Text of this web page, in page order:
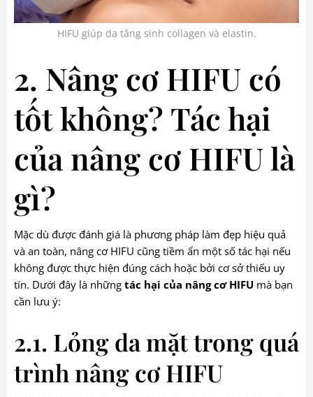
HIFU giúp da tăng sinh collagen và elastin.
2. Nâng cơ HIFU có
tốt không? Tác hại
của nâng cơ HIFU là
gì?
Mặc dù được đánh giá là phương pháp làm đẹp hiệu quả
và an toàn, nâng cơ HIFU cũng tiềm ẩn một số tác hại nếu
không được thực hiện đúng cách hoặc bởi cơ sở thiếu uy
tín. Dưới đây là những tác hại của nâng cơ HIFU mà bạn
cần lưu ý:
2.1. Lỏng da mặt trong quá
trình nâng cơ HIFU